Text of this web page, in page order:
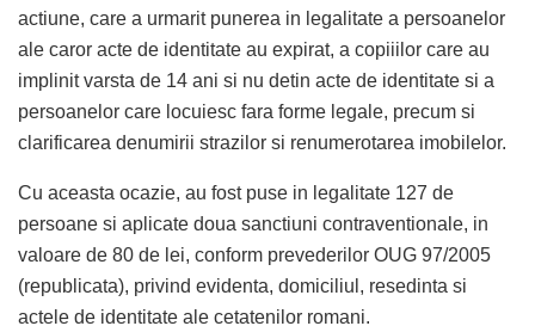
actiune, care a urmarit punerea in legalitate a persoanelor
ale caror acte de identitate au expirat, a copiiilor care au
implinit varsta de 14 ani si nu detin acte de identitate si a
persoanelor care locuiesc fara forme legale, precum si
clarificarea denumirii strazilor si renumerotarea imobilelor.
Cu aceasta ocazie, au fost puse in legalitate 127 de
persoane si aplicate doua sanctiuni contraventionale, in
valoare de 80 de lei, conform prevederilor OUG 97/2005
(republicata), privind evidenta, domiciliul, resedinta si
actele de identitate ale cetatenilor romani.